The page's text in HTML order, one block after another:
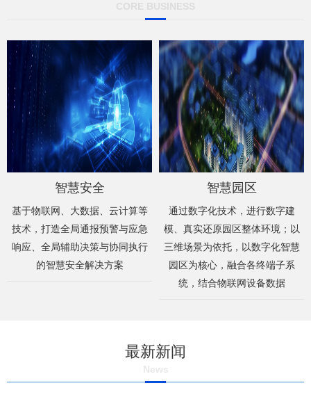
智慧安全
基于物联网、大数据、云计算等
技术，打造全局通报预警与应急
响应、全局辅助决策与协同执行
的智慧安全解决方案
智慧园区
通过数字化技术，进行数字建
模、真实还原园区整体环境；以
三维场景为依托，以数字化智慧
园区为核心，融合各终端子系
统，结合物联网设备数据
最新新闻